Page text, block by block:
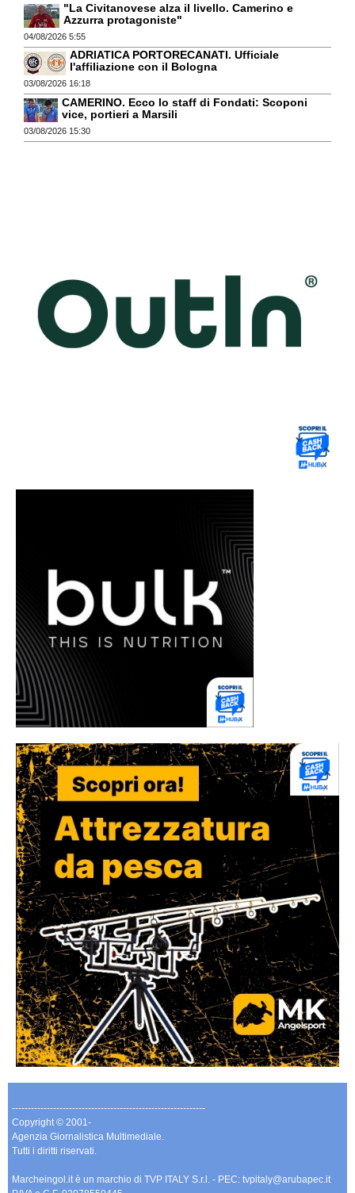
"La Civitanovese alza il livello. Camerino e
Azzurra protagoniste"
04/08/2026 5:55
ADRIATICA PORTORECANATI. Ufficiale
l'affiliazione con il Bologna
03/08/2026 16:18
CAMERINO. Ecco lo staff di Fondati: Scoponi
vice, portieri a Marsili
03/08/2026 15:30
-------------------------------------------------------------
Copyright © 2001-
Agenzia Giornalistica Multimediale.
Tutti i diritti riservati.
Marcheingol.it è un marchio di TVP ITALY S.r.l. - PEC: tvpitaly@arubapec.it